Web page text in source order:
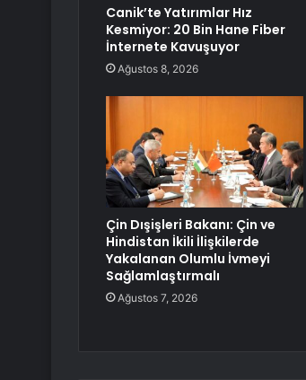
Canik’te Yatırımlar Hız
Kesmiyor: 20 Bin Hane Fiber
İnternete Kavuşuyor
Ağustos 8, 2026
Çin Dışişleri Bakanı: Çin ve
Hindistan İkili İlişkilerde
Yakalanan Olumlu İvmeyi
Sağlamlaştırmalı
Ağustos 7, 2026